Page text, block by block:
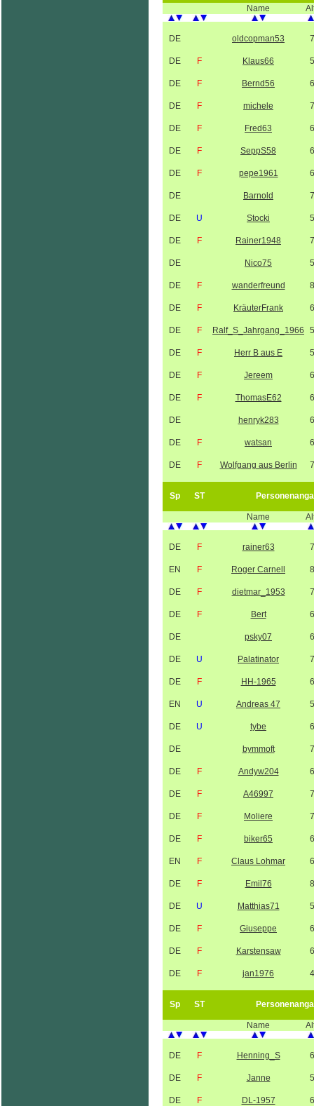
Name
DE oldcopman53
DE F Klaus66
DE F Bernd56
DE F michele
DE F Fred63
DE F SeppS58
DE F pepe1961
DE Barnold
DE U Stocki
DE F Rainer1948
DE Nico75
DE F wanderfreund
DE F KräuterFrank
DE F Ralf_S_Jahrgang_1966
DE F Herr B aus E
DE F Jereem
DE F ThomasE62
DE henryk283
DE F watsan
DE F Wolfgang aus Berlin
Sp ST
Name
DE F rainer63
EN F Roger Carnell
DE F dietmar_1953
DE F Bert
DE psky07
DE U Palatinator
DE F HH-1965
EN U Andreas 47
DE U tybe
DE bymmoft
DE F Andyw204
DE F A46997
DE F Moliere
DE F biker65
EN F Claus Lohmar
DE F Emil76
DE U Matthias71
DE F Giuseppe
DE F Karstensaw
DE F jan1976
Sp ST
Name
DE F Henning_S
DE F Janne
DE F DL-1957